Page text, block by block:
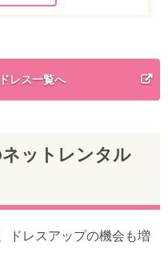
レス一覧へ
ットレンタル
ドレスアップの機会も増